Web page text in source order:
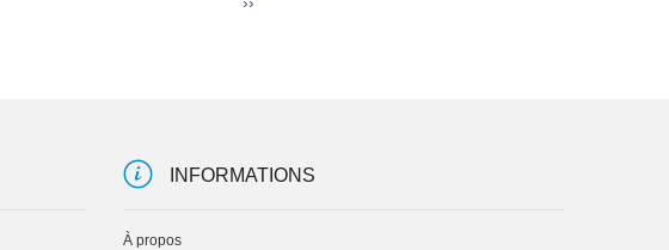
INFORMATIONS
À propos